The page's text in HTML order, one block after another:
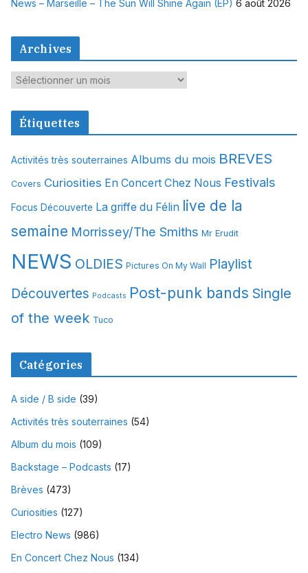
News – Marseille – The Sun Will Shine Again (EP) 6 août 2026
Archives
A
c
v
e
Étiquettes
Activités très souterraines Albums du mois BREVES
Covers Curiosities En Concert Chez Nous Festivals
Focus Découverte La griffe du Félin live de la
semaine Morrissey/The Smiths Mr Erudit
NEWS OLDIES Pictures On My Wall Playlist
Découvertes Podcasts Post-punk bands Single
of the week Tuco
Catégories
A side / B side (39)
Activités très souterraines (54)
Album du mois (109)
Backstage – Podcasts (17)
Brèves (473)
Curiosities (127)
Electro News (986)
En Concert Chez Nous (134)